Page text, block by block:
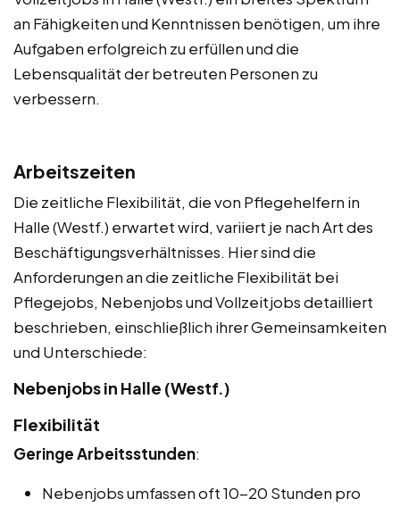
an Fähigkeiten und Kenntnissen benötigen, um ihre
Aufgaben erfolgreich zu erfüllen und die
Lebensqualität der betreuten Personen zu
verbessern.
Arbeitszeiten
Die zeitliche Flexibilität, die von Pflegehelfern in
Halle (Westf.) erwartet wird, variiert je nach Art des
Beschäftigungsverhältnisses. Hier sind die
Anforderungen an die zeitliche Flexibilität bei
Pflegejobs, Nebenjobs und Vollzeitjobs detailliert
beschrieben, einschließlich ihrer Gemeinsamkeiten
und Unterschiede:
Nebenjobs in Halle (Westf.)
Flexibilität
Geringe Arbeitsstunden:
Nebenjobs umfassen oft 10-20 Stunden pro